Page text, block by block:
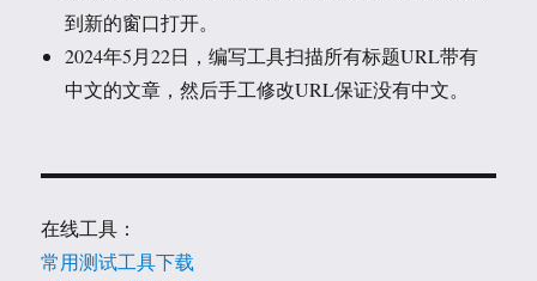
到新的窗口打开。
2024年5月22日，编写工具扫描所有标题URL带有
中文的文章，然后手工修改URL保证没有中文。
在线工具：
常用测试工具下载